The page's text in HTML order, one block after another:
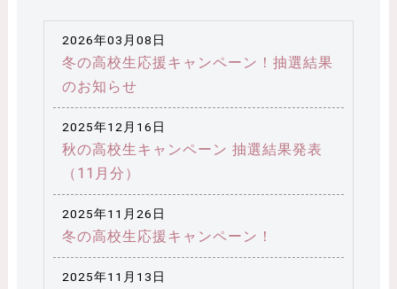
2026年03月08日
冬の高校生応援キャンペーン！抽選結果
のお知らせ
2025年12月16日
秋の高校生キャンペーン 抽選結果発表
（11月分）
2025年11月26日
冬の高校生応援キャンペーン！
2025年11月13日